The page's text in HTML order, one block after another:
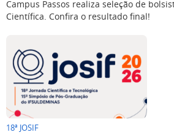
Campus Passos realiza seleção de
Científica. Confira o resultado final!
18ª JOSIF